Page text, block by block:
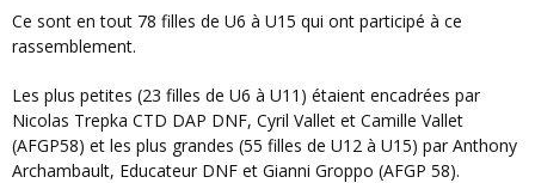
Ce sont en tout 78 filles de U6 à U15 qui ont participé à ce
rassemblement.
Les plus petites (23 filles de U6 à U11) étaient encadrées par
Nicolas Trepka CTD DAP DNF, Cyril Vallet et Camille Vallet
(AFGP58) et les plus grandes (55 filles de U12 à U15) par Anthony
Archambault, Educateur DNF et Gianni Groppo (AFGP 58).